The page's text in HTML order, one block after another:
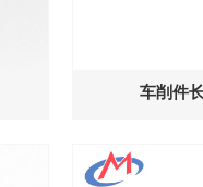
车削件